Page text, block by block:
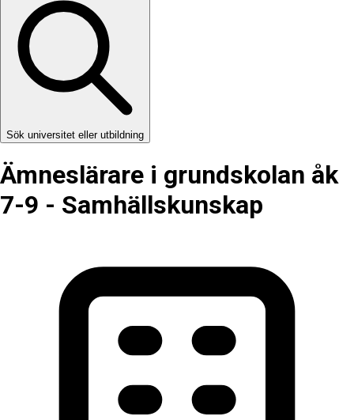
Sök universitet eller utbildning
Ämneslärare i grundskolan åk
7-9 - Samhällskunskap